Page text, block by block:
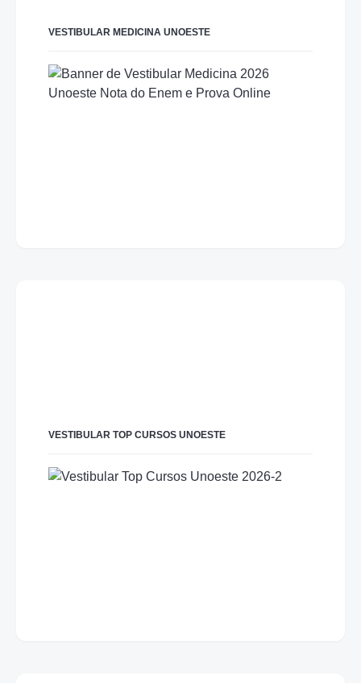
VESTIBULAR MEDICINA UNOESTE
VESTIBULAR TOP CURSOS UNOESTE